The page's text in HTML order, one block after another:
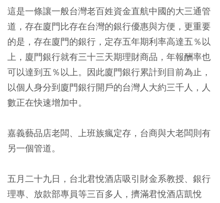
這是一條讓一般台灣老百姓資金直航中國的大三通管
道，存在廈門比存在台灣的銀行優惠與方便，更重要
的是，存在廈門的銀行，定存五年期利率高達五％以
上，廈門銀行就有三十三天期理財商品，年報酬率也
可以達到五％以上。因此廈門銀行累計到目前為止，
以個人身分到廈門銀行開戶的台灣人大約三千人，人
數正在快速增加中。
嘉義藝品店老闆、上班族瘋定存，台商與大老闆則有
另一個管道。
五月二十九日，台北君悅酒店吸引財金系教授、銀行
理專、放款部專員等三百多人，擠滿君悅酒店凱悅